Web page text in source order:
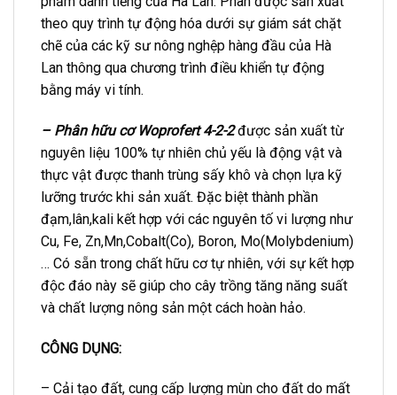
theo quy trình tự động hóa dưới sự giám sát chặt
chẽ của các kỹ sư nông nghệp hàng đầu của Hà
Lan thông qua chương trình điều khiển tự động
bằng máy vi tính.
– Phân hữu cơWoprofert 4-2-2 được sản xuất từ
nguyên liệu 100% tự nhiên chủ yếu là động vật và
thực vật được thanh trùng sấy khô và chọn lựa kỹ
lưỡng trước khi sản xuất. Đặc biệt thành phần
đạm,lân,kali kết hợp với các nguyên tố vi lượng như
Cu, Fe, Zn,Mn,Cobalt(Co), Boron, Mo(Molybdenium)
… Có sẵn trong chất hữu cơ tự nhiên, với sự kết hợp
độc đáo này sẽ giúp cho cây trồng tăng năng suất
và chất lượng nông sản một cách hoàn hảo.
CÔNG DỤNG:
– Cải tạo đất, cung cấp lượng mùn cho đất do mất